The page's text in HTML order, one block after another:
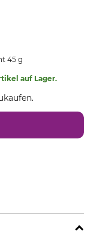
45 g
auf Lager.